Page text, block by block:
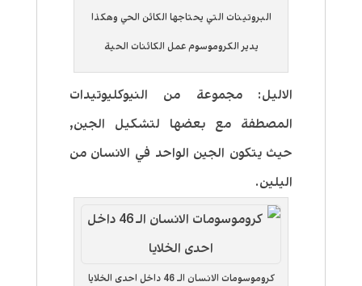
البروتينات التي يحتاجها الكائن الحي وهكذا
يدير الكروموسوم عمل الكائنات الحية
الالیل: مجموعة من النيوكليوتيدات
المصطفة مع بعضها لتشكيل الجين,
حيث يتكون الجين الواحد في الانسان من
اليلين.
كروموسومات الانسان الـ 46 داخل احدى الخلايا